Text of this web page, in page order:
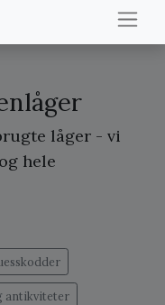
låger - vi
hele
antikviteter